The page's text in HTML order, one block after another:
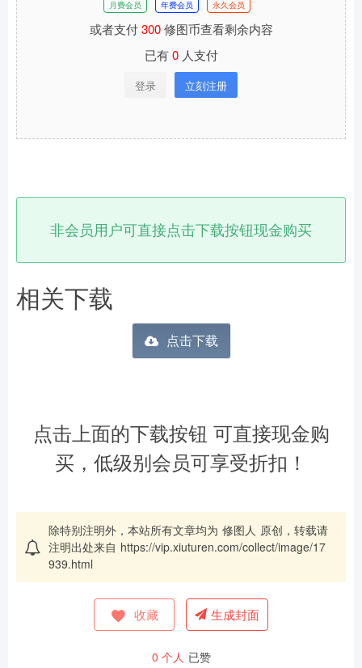
月费会员 年费会员 永久会员
或者支付300修图币查看剩余内容
已有0人支付
登录 立刻注册
非会员用户可直接点击下载按钮现金购买
相关下载
点击下载
点击上面的下载按钮 可直接现金购
买，低级别会员可享受折扣！
除特别注明外，本站所有文章均为 修图人 原创，转载请
注明出处来自 https://vip.xiuturen.com/collect/image/17
939.html
收藏 生成封面
0 个人 已赞